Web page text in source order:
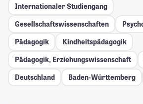
Internationaler Studiengang
Gesellschafts­wissenschaften
Pädagogik
Kindheitspädagogik
Pädagogik, Erziehungswissenschaft
Deutschland
Baden-Württemberg